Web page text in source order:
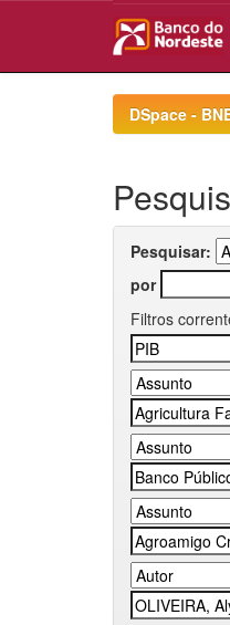
DSpace -
Pesquisar:
por
Filtros